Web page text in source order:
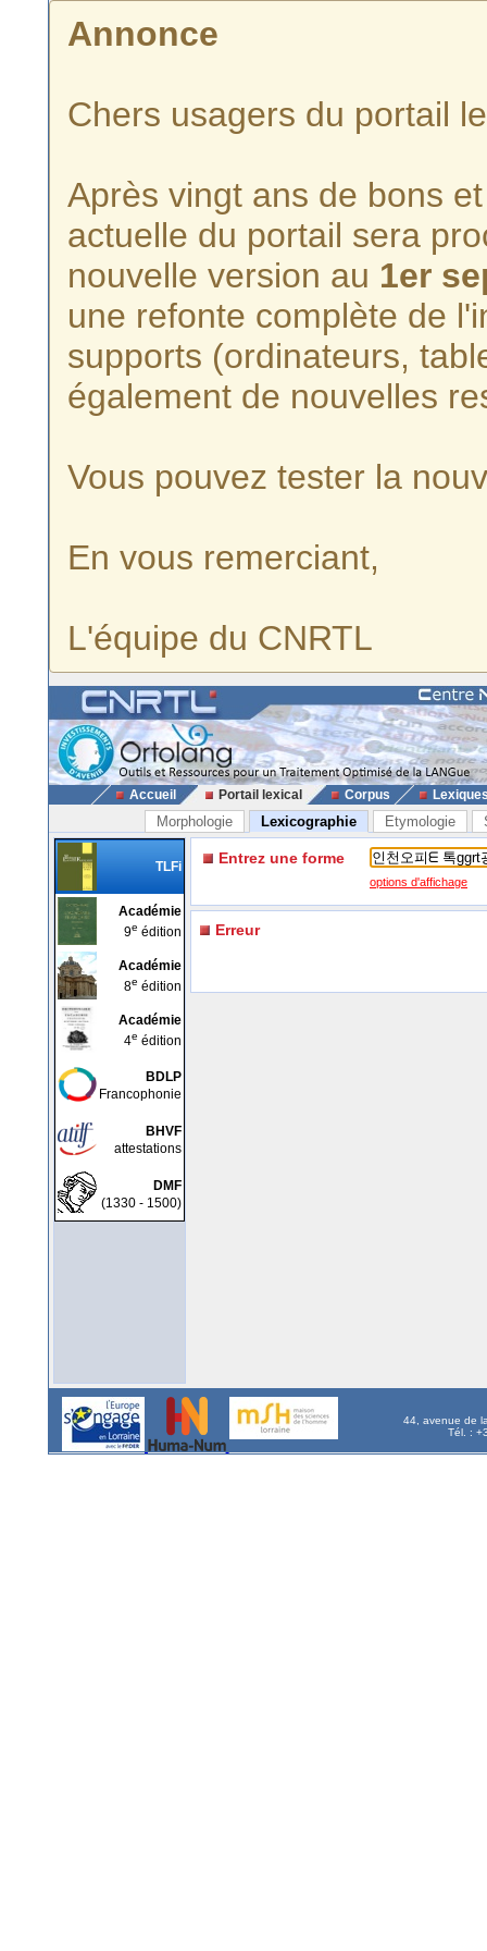
Annonce
Chers usagers du portail
Après vingt ans de bons
actuelle du portail sera
nouvelle version au 1er
une refonte complète de
supports (ordinateurs,
également de nouvelles
Vous pouvez tester la
En vous remerciant,
L'équipe du CNRTL
Accueil Portail lexical Corpus
Morphologie Lexicographie Etymologie
TLFi
Académie
9e édition
Académie
8e édition
Académie
4e édition
BDLP
Francophonie
BHVF
attestations
DMF
(1330 - 1500)
Entrez une forme
options d'affichage
Erreur
44, avenue de
Tél. :